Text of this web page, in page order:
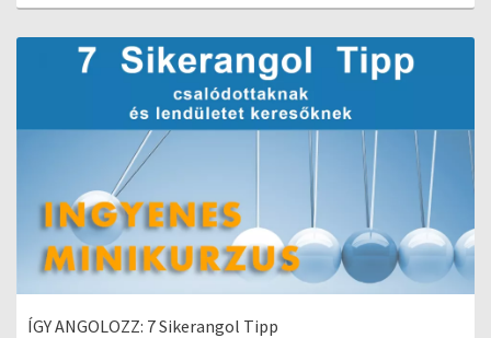
ÍGY ANGOLOZZ: 7 Sikerangol Tipp